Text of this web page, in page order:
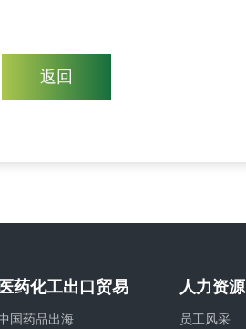
返回
医药化工出口贸易
国药品出海
人力资源
员工风采